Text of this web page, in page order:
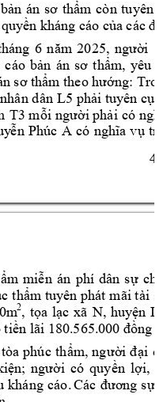
4
bản án sơ thẩm còn tuyên
quyền kháng cáo của các đ
6 năm 2025, người
cáo bản án sơ thẩm, yêu
sơ thẩm theo hướng:
nhân dân L5 phải tuyên cụ
T3 mỗi người phải có
ễn Phúc A có nghĩa vụ trả
miễn án phí dân sự cho
thẩm tuyên phát mãi tài
2, tọa lạc xã N, huyện
tiền lãi 180.565.000 đồng
tòa phúc thẩm, người đại
người có quyền lợi,
kháng cáo.Các đương sự